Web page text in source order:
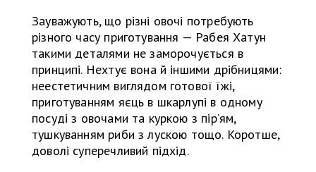
Зауважують, що різні овочі потребують
різного часу приготування — Рабея Хатун
такими деталями не заморочується в
принципі. Нехтує вона й іншими дрібницями:
неестетичним виглядом готової їжі,
приготуванням яєць в шкарлупі в одному
посуді з овочами та куркою з пір’ям,
тушкуванням риби з лускою тощо. Коротше,
доволі суперечливий підхід.